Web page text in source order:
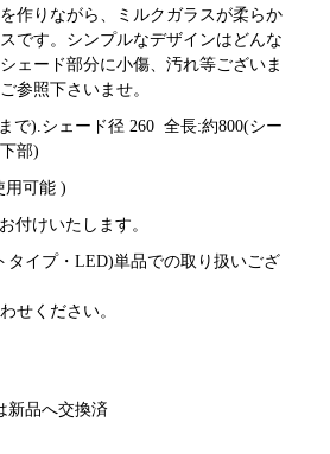
作りながら、ミルクガラスが柔らか
です。シンプルなデザインはどんな
ェード部分に小傷、汚れ等ございま
参照下さいませ。
で).シェード径 260 全長:約800(シー
部)
用可能 )
付けいたします。
タイプ・LED)単品での取り扱いござ
せください。
新品へ交換済